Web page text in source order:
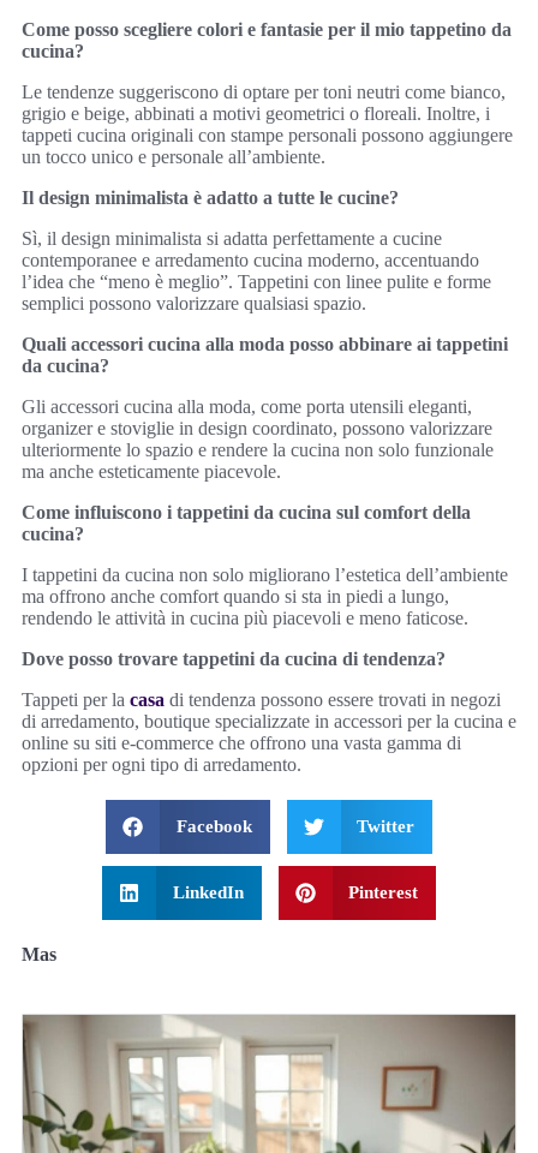
Come posso scegliere colori e fantasie per il mio tappetino da
cucina?
Le tendenze suggeriscono di optare per toni neutri come bianco,
grigio e beige, abbinati a motivi geometrici o floreali. Inoltre, i
tappeti cucina originali con stampe personali possono aggiungere
un tocco unico e personale all’ambiente.
Il design minimalista è adatto a tutte le cucine?
Sì, il design minimalista si adatta perfettamente a cucine
contemporanee e arredamento cucina moderno, accentuando
l’idea che “meno è meglio”. Tappetini con linee pulite e forme
semplici possono valorizzare qualsiasi spazio.
Quali accessori cucina alla moda posso abbinare ai tappetini
da cucina?
Gli accessori cucina alla moda, come porta utensili eleganti,
organizer e stoviglie in design coordinato, possono valorizzare
ulteriormente lo spazio e rendere la cucina non solo funzionale
ma anche esteticamente piacevole.
Come influiscono i tappetini da cucina sul comfort della
cucina?
I tappetini da cucina non solo migliorano l’estetica dell’ambiente
ma offrono anche comfort quando si sta in piedi a lungo,
rendendo le attività in cucina più piacevoli e meno faticose.
Dove posso trovare tappetini da cucina di tendenza?
Tappeti per la casa di tendenza possono essere trovati in negozi
di arredamento, boutique specializzate in accessori per la cucina e
online su siti e-commerce che offrono una vasta gamma di
opzioni per ogni tipo di arredamento.
Facebook Twitter
LinkedIn Pinterest
Mas